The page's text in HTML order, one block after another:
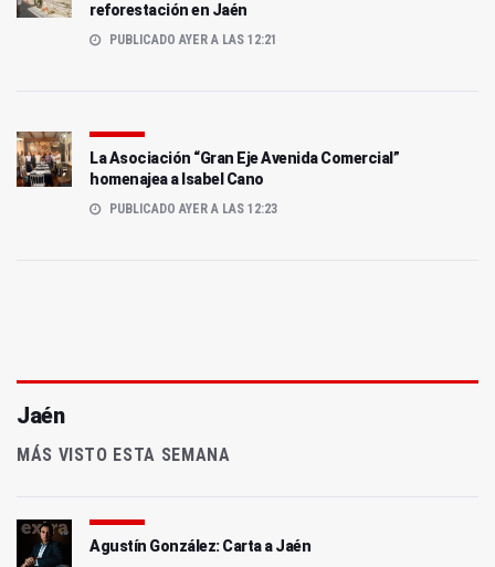
reforestación en Jaén
PUBLICADO AYER A LAS 12:21
La Asociación “Gran Eje Avenida Comercial”
homenajea a Isabel Cano
PUBLICADO AYER A LAS 12:23
Jaén
MÁS VISTO ESTA SEMANA
Agustín González: Carta a Jaén